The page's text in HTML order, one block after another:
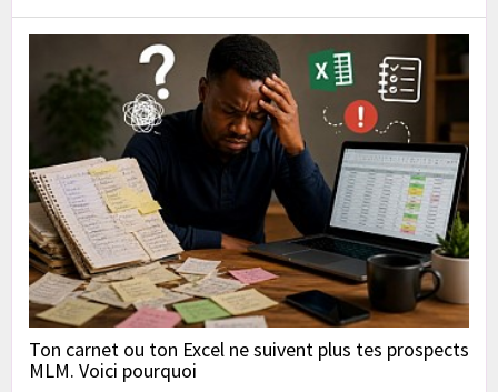
Ton carnet ou ton Excel ne suivent plus tes prospects
MLM. Voici pourquoi